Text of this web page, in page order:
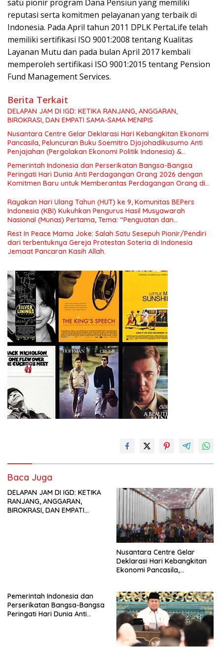
satu pionir program Dana Pensiun yang memiliki
reputasi serta komitmen pelayanan yang terbaik di
Indonesia. Pada April tahun 2011 DPLK PertaLife telah
memiliki sertifikasi ISO 9001:2008 tentang Kualitas
Layanan Mutu dan pada bulan April 2017 kembali
memperoleh sertifikasi ISO 9001:2015 tentang Pension
Fund Management Services.
Berita Terkait
DELAPAN JAM DI IGD: KETIKA RANJANG, ANGGARAN,
BIROKRASI, DAN EMPATI SAMA-SAMA MENIPIS
Nusantara Centre Gelar Deklarasi Hari Kebangkitan Ekonomi
Pancasila, Peluncuran Buku Soemitro Djojohadikusumo Anti
Penjajahan (Pergolakan Ekonomi Politik Indonesia) &
Simposium Nasional “Urgensi Undang-Undang Perekonomian
Nasional dan Kesejahteraan Sosial dalam Menata Bangsa
Menuju Indonesia Emas 2045”,
Pemerintah Indonesia dan Perserikatan Bangsa-Bangsa
Peringati Hari Dunia Anti Perdagangan Orang 2026 dengan
Komitmen Baru untuk Memberantas Perdagangan Orang di
Rayakan Hari Ulang Tahun (HUT) ke 9, Komunitas BEPers
Indonesia (KBI) Kukuhkan Pengurus Hasil Musyawarah
Nasional (Munas) Pertama, Tema: “Penguatan dan
Pengembangan Organisasi KBI yang Berbasis Riset di seluruh
Indonesia dan Mancanegara”.
Rest In Peace Mama Joke: Salah Satu Sesepuh Pionir/Pendiri
dari terbentuknya Gereja Protestan Soteria di Indonesia
Jemaat Pancaran Kasih Allah.
Baca Juga
DELAPAN JAM DI IGD: KETIKA
RANJANG, ANGGARAN,
BIROKRASI, DAN EMPATI
Nusantara Centre Gelar
Deklarasi Hari Kebangkitan
Ekonomi Pancasila,
Penjajahan (Pergolakan
Ekonomi Politik Indonesia) &
Simposium Nasional “Urgensi
Undang-Undang
Perekonomian Nasional dan
Kesejahteraan Sosial dalam
Pemerintah Indonesia dan
Perserikatan Bangsa-Bangsa
Peringati Hari Dunia Anti